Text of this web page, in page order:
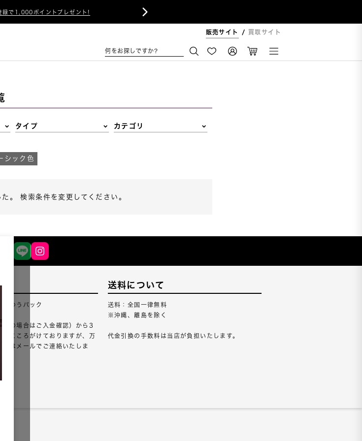
録で1,000ポイントプレゼント! 
販売サイト 買取サイト
何をお探しですか?
タイプ カテゴリ
シック色
。 検索条件を変更してください。
・ゆうパック
込の場合はご入金確認）から3
をこころがけておりますが、万
合はメールでご連絡いたしま
送料について
送料：全国一律無料
※沖縄、離島を除く
代金引換の手数料は当店が負担いたします。